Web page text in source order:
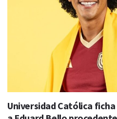
Universidad Católica